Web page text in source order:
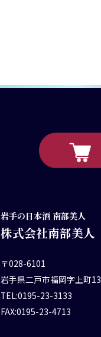
岩手の日本酒 南部美人
株式会社南部美人
〒028-6101
岩手県二戸市福岡字上町13
TEL:0195-23-3133
FAX:0195-23-4713